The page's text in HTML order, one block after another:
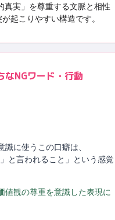
真実 」を尊重する文脈と相性
が起こりやすい構造です。
なNGワード・行動
に使うこの口癖は、
と言われること」という感覚
値観の尊重を意識した表現に